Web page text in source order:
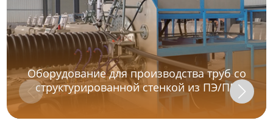
О нас
Продукция
Оборудование для производства труб со
структурированной стенкой из ПЭ/ПП